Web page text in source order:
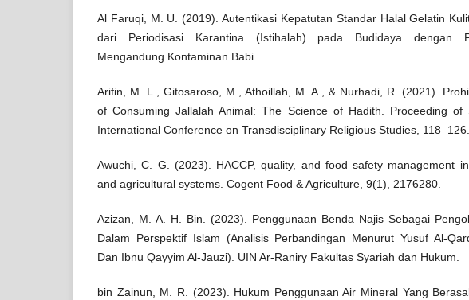
Al Faruqi, M. U. (2019). Autentikasi Kepatutan Standar Halal Gelatin
dari Periodisasi Karantina (Istihalah) pada Budidaya dengan
Mengandung Kontaminan Babi.
Arifin, M. L., Gitosaroso, M., Athoillah, M. A., & Nurhadi, R. (2021).
of Consuming Jallalah Animal: The Science of Hadith. Proceeding of
International Conference on Transdisciplinary Religious Studies, 118–126.
Awuchi, C. G. (2023). HACCP, quality, and food safety management
and agricultural systems. Cogent Food & Agriculture, 9(1), 2176280.
Azizan, M. A. H. Bin. (2023). Penggunaan Benda Najis Sebagai
Dalam Perspektif Islam (Analisis Perbandingan Menurut Yusuf Al-
Dan Ibnu Qayyim Al-Jauzi). UIN Ar-Raniry Fakultas Syariah dan Hukum.
bin Zainun, M. R. (2023). Hukum Penggunaan Air Mineral Yang